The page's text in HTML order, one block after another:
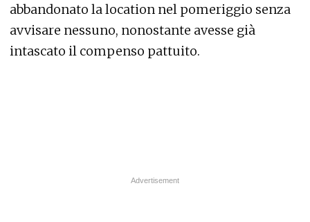
abbandonato la location nel pomeriggio senza
avvisare nessuno, nonostante avesse già
intascato il compenso pattuito.